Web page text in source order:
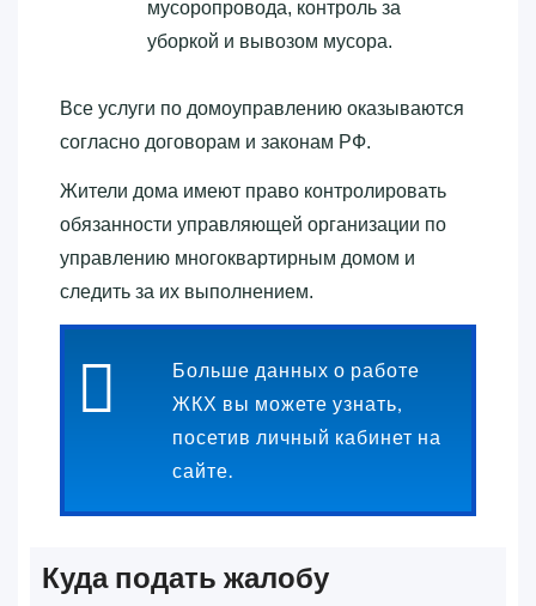
мусоропровода, контроль за
уборкой и вывозом мусора.
Все услуги по домоуправлению оказываются
согласно договорам и законам РФ.
Жители дома имеют право контролировать
обязанности управляющей организации по
управлению многоквартирным домом и
следить за их выполнением.
Больше данных о работе
ЖКХ вы можете узнать,
посетив личный кабинет на
сайте.
Куда подать жалобу